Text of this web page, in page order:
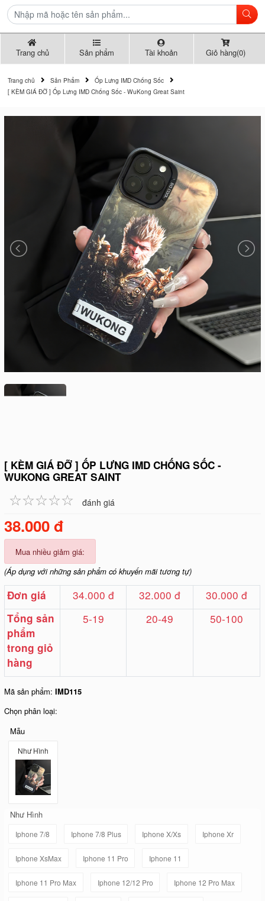
Trang chủ Sản phẩm Tài khoản Giỏ hàng(0)
Trang chủ Sản Phẩm
Ốp Lưng IMD Chống Sốc
[ KÈM GIÁ ĐỠ ] Ốp Lưng IMD Chống Sốc - WuKong Great Saint
[ KÈM GIÁ ĐỠ ] ỐP LƯNG IMD CHỐNG SỐC -
WUKONG GREAT SAINT
☆☆☆☆☆
★★★★★ đánh giá
38.000 đ
Mua nhiều giảm giá:
(Áp dụng với những sản phẩm có khuyến mãi tương tự)
Đơn giá 34.000 đ 32.000 đ 30.000 đ
Tổng sản
phẩm
trong giỏ
hàng
5-19 20-49 50-100
Mã sản phẩm:IMD115
Chọn phân loại:
Mẫu
Như Hình
Như Hình
Iphone 7/8 Iphone 7/8 Plus Iphone X/Xs Iphone Xr
Iphone XsMax Iphone 11 Pro Iphone 11
Iphone 11 Pro Max Iphone 12/12 Pro Iphone 12 Pro Max